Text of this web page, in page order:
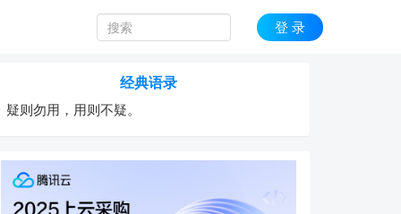
登 录
经典语录
疑则勿用，用则不疑。